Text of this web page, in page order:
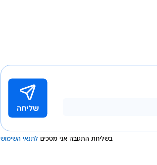
בשליחת התגובה אני מסכים לתנאי השימוש